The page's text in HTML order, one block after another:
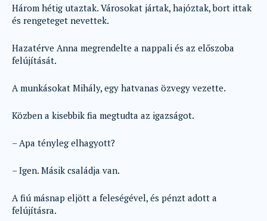
Három hétig utaztak. Városokat jártak, hajóztak, bort ittak
és rengeteget nevettek.
Hazatérve Anna megrendelte a nappali és az előszoba
felújítását.
A munkásokat Mihály, egy hatvanas özvegy vezette.
Közben a kisebbik fia megtudta az igazságot.
– Apa tényleg elhagyott?
– Igen. Másik családja van.
A fiú másnap eljött a feleségével, és pénzt adott a
felújításra.